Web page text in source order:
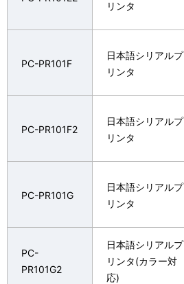
リンタ
PC-PR101F
日本語シリアルプ
リンタ
PC-PR101F2
日本語シリアルプ
リンタ
PC-PR101G
日本語シリアルプ
リンタ
PC-
PR101G2
日本語シリアルプ
リンタ(カラー対
応)